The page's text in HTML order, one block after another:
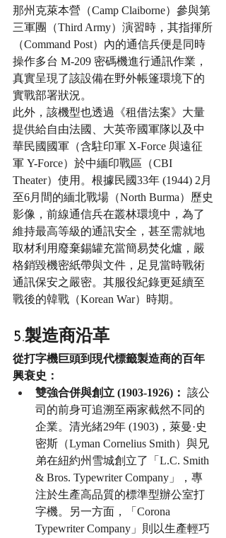
那州克萊本營（Camp Claiborne）參與第
三軍團（Third Army）演習時，其指揮所
（Command Post）內的通信兵便是同時
操作多台 M-209 密碼機進行通訊作業，
真實呈現了該設備在野外帳篷環境下的
實戰部署狀況。
此外，該機型也透過《租借法案》大量
提供給自由法國、大英帝國軍隊以及中
華民國國軍（含駐印軍 X-Force 與遠征
軍 Y-Force）於中緬印戰區（CBI
Theater）使用。根據民國33年 (1944) 2月
至6月間的緬北戰場（North Burma）歷史
影像，前線通信兵在叢林環境中，為了
維持最高等級的通訊安全，甚至需就地
取材利用廢棄錫罐充當簡易焚化爐，嚴
格銷毀機密紙帶與文件，足見當時戰術
通訊保安之嚴密。其服役紀錄更延續至
戰後的韓戰（Korean War）時期。
5.製造商沿革
從打字機巨頭到現代標籤製造商的百年
興衰史：
雙強合併與創立 (1903-1926)： 該公
司的前身可追溯至兩家截然不同的
企業。清光緒29年 (1903)，萊曼·史
密斯（Lyman Cornelius Smith）與兄
弟在紐約州雪城創立了「L.C. Smith
& Bros. Typewriter Company」，專
注於生產高品質的標準型辦公室打
字機。另一方面，「Corona
Typewriter Company」則以生產輕巧